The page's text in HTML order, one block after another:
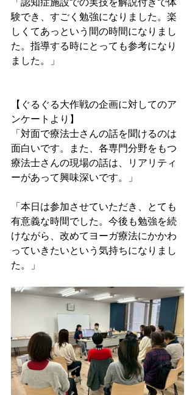
験でき、すごく勉強になりました。楽
しくてあっという間の時間になりまし
た。指導する時にとっても参考になり
ました。」
【ぐるぐる大作戦の企画に対してのア
ンケートより】
「対面で療法士さんの話を聞けるのは
面白いです。また、各専門分野をもつ
療法士さんの現場の話は、リアリティ
ーがあって興味深いです。」
「本日は参加させていただき、とても
有意義な時間でした。今後も勉強を続
けながら、改めてヨーガ療法にかかわ
っていきたいという気持ちになりまし
た。」